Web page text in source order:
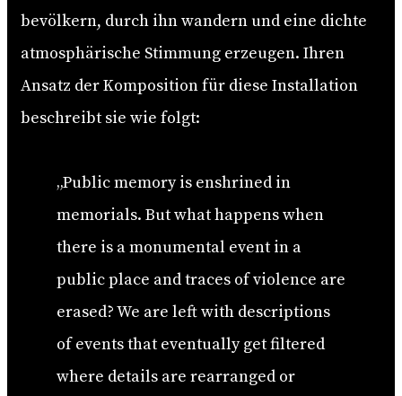
bevölkern, durch ihn wandern und eine dichte
atmosphärische Stimmung erzeugen. Ihren
Ansatz der Komposition für diese Installation
beschreibt sie wie folgt:
„Public memory is enshrined in
memorials. But what happens when
there is a monumental event in a
public place and traces of violence are
erased? We are left with descriptions
of events that eventually get filtered
where details are rearranged or